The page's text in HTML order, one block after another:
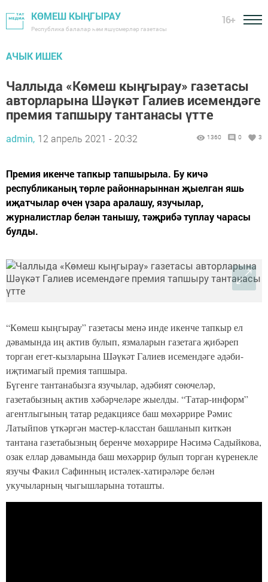
КӨМЕШ КЫҢГЫРАУ
Республика балалар һәм яшүсмерләр газетасы
16+
АЧЫК ИШЕК
Чаллыда «Көмеш кыңгырау» газетасы
авторларына Шәүкәт Галиев исемендәге
премия тапшыру тантанасы үтте
admin, 12 апрель 2021 - 20:32 1360 0 3
Премия икенче тапкыр тапшырыла. Бу кичә
республиканың төрле районнарыннан җыелган яшь
иҗатчылар өчен үзара аралашу, язучылар,
журналистлар белән танышу, тәҗрибә туплау чарасы
булды.
“Көмеш кыңгырау” газетасы менә инде икенче тапкыр ел
дәвамында иң актив булып, язмаларын газетага җибәреп
торган егет-кызларына Шәүкәт Галиев исемендәге әдәби-
иҗтимагый премия тапшыра.
Бүгенге тантанабызга язучылар, әдәбият сөючеләр,
газетабызның актив хәбәрчеләре жыелды. “Татар-информ”
агентлыгының татар редакциясе баш мөхәррире Рәмис
Латыйпов үткәргән мастер-класстан башланып киткән
тантана газетабызның беренче мөхәррире Нәсимә Садыйкова,
озак еллар дәвамында баш мөхәррир булып торган күренекле
язучы Факил Сафинның истәлек-хатирәләре белән
укучыларның чыгышларына тоташты.